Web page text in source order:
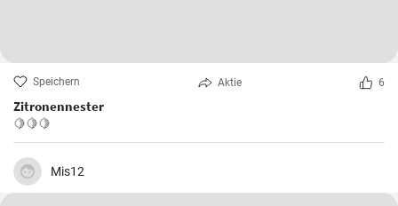
Speichern Aktie 6
Zitronennester
🍋🍋🍋
Mis12